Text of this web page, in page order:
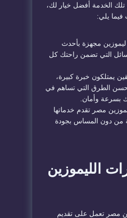
تلك الخدمة أفضل خيار لك،
فيما يلي:
مجهزة بأحدث
التي تضمن راحتك كل
يمتلكون خبرة كبيرة،
الطرق التي تساهم في
بسرعة وأمان.
مصر تقدم خدماتها
من دون المساس بجودة
الليموزين
مصر تعمل على تقديم